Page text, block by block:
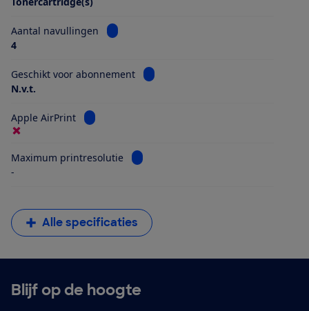
Aantal navullingen
Bekijk informatie voor Aantal navullingen
4
Geschikt voor abonnement
Bekijk informatie voor Geschikt
N.v.t.
Apple AirPrint Bekijk informatie voor Apple AirPrint
Maximum printresolutie
Bekijk informatie voor Maximum
-
Alle specificaties
Blijf op de hoogte